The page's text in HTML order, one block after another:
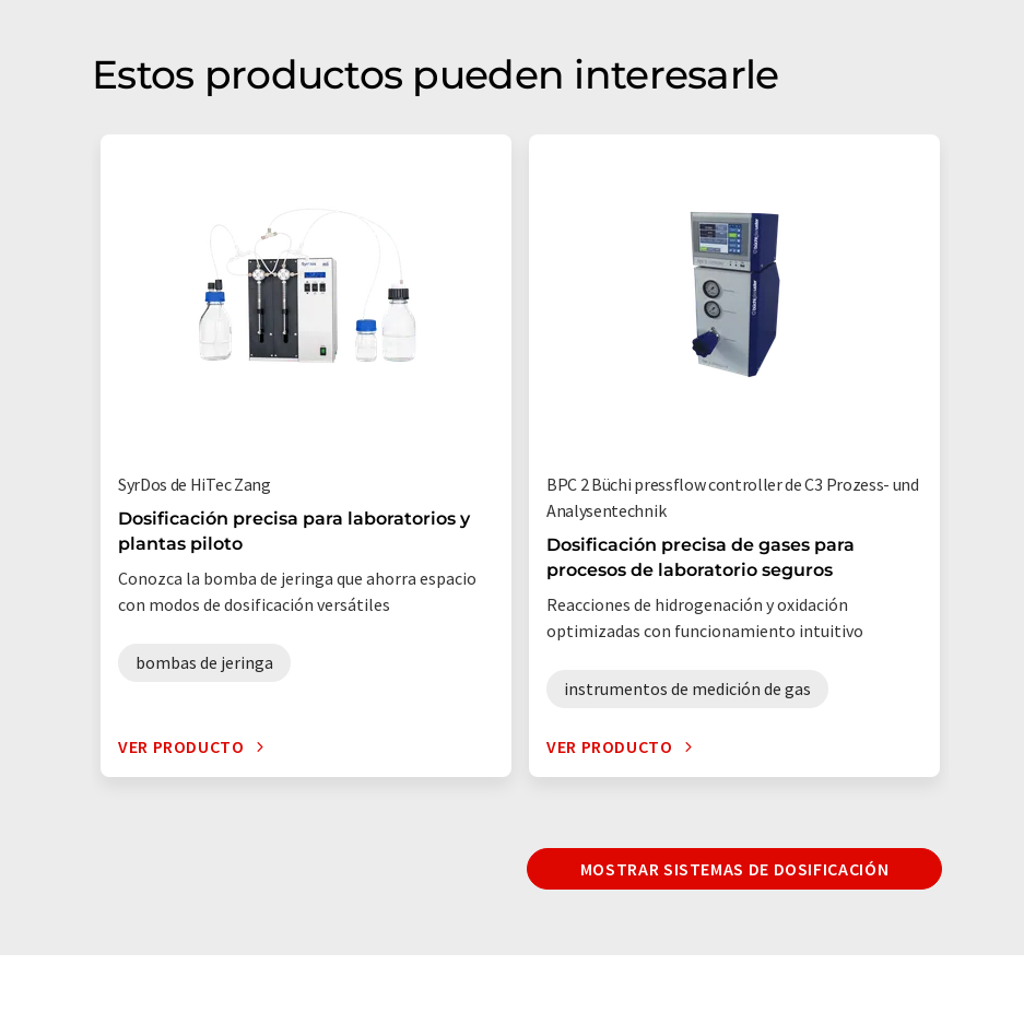
Estos productos pueden interesarle
SyrDos de HiTec Zang
Dosificación precisa para laboratorios y
plantas piloto
Conozca la bomba de jeringa que ahorra espacio
con modos de dosificación versátiles
bombas de jeringa
VER PRODUCTO
BPC 2 Büchi pressflow controller de C3 Prozess- und
Analysentechnik
Dosificación precisa de gases para
procesos de laboratorio seguros
Reacciones de hidrogenación y oxidación
optimizadas con funcionamiento intuitivo
instrumentos de medición de gas
VER PRODUCTO
MOSTRAR SISTEMAS DE DOSIFICACIÓN